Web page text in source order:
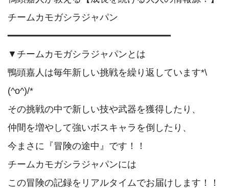
チームカモガシラジャパン
━━━━━━━━━━━━━━━━━━━━━━━━━━━━━
▼チームカモガシラジャパンとは
鴨頭嘉人は毎年新しい挑戦を繰り返しています*\
(^o^)/*
その挑戦の中で新しい技や武器を獲得したり、
仲間を増やして強いボスキャラを倒したり、
今まさに『冒険の途中』です！！
チームカモガシラジャパンには
この冒険の記録をリアルタイムでお届けします！！